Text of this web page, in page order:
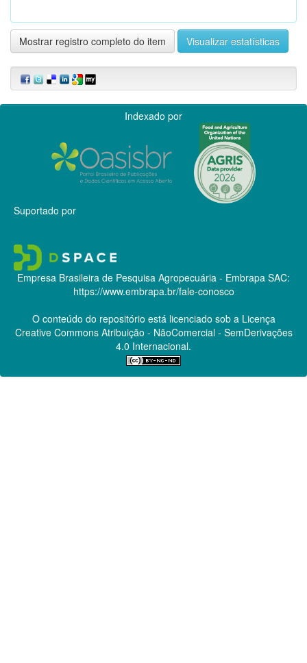
Mostrar registro completo do item Visualizar estatísticas
Indexado por
Suportado por
Empresa Brasileira de Pesquisa Agropecuária - Embrapa SAC:
https://www.embrapa.br/fale-conosco
O conteúdo do repositório está licenciado sob a Licença
Creative CommonsAtribuição - NãoComercial - SemDerivações
4.0 Internacional.